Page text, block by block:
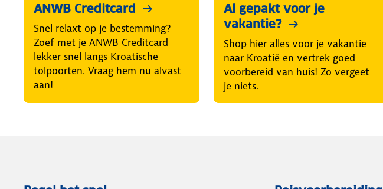
ANWB Creditcard
Snel relaxt op je bestemming?
Zoef met je ANWB Creditcard
lekker snel langs Kroatische
tolpoorten. Vraag hem nu alvast
aan!
Al gepakt voor je
vakantie?
Shop hier alles voor je vakantie
naar Kroatië en vertrek goed
voorbereid van huis! Zo vergeet
je niets.